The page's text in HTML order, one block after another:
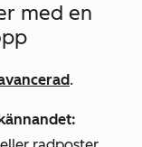
med en
.